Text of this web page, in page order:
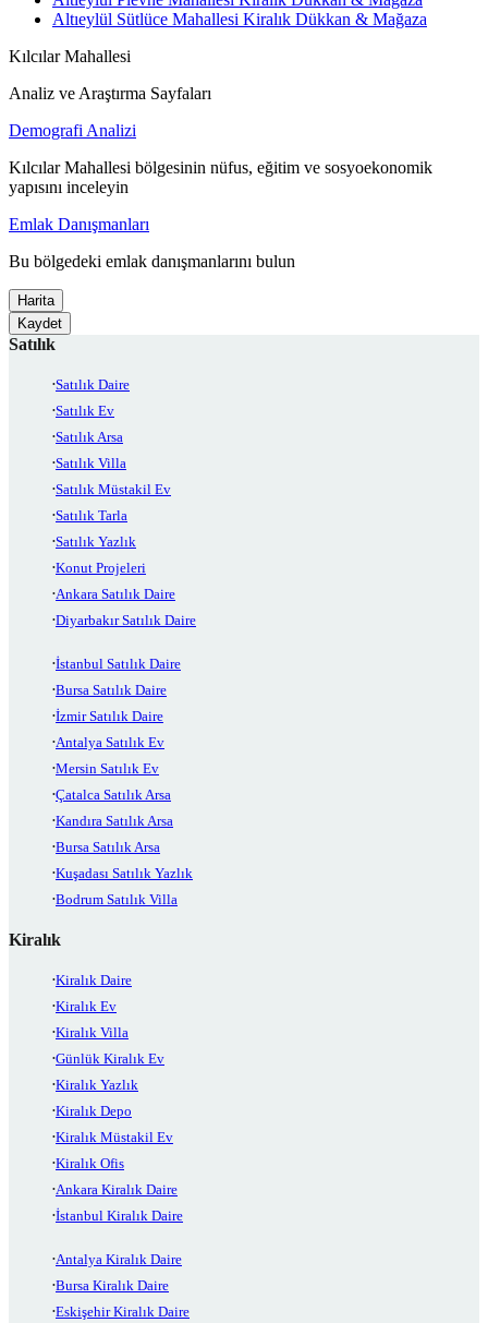
Altıeylül Sütlüce Mahallesi Kiralık Dükkan & Mağaza
Kılcılar Mahallesi
Analiz ve Araştırma Sayfaları
Demografi Analizi
Kılcılar Mahallesi bölgesinin nüfus, eğitim ve sosyoekonomik
yapısını inceleyin
Emlak Danışmanları
Bu bölgedeki emlak danışmanlarını bulun
Harita
Kaydet
Satılık
Satılık Daire
Satılık Ev
Satılık Arsa
Satılık Villa
Satılık Müstakil Ev
Satılık Tarla
Satılık Yazlık
Konut Projeleri
Ankara Satılık Daire
Diyarbakır Satılık Daire
İstanbul Satılık Daire
Bursa Satılık Daire
İzmir Satılık Daire
Antalya Satılık Ev
Mersin Satılık Ev
Çatalca Satılık Arsa
Kandıra Satılık Arsa
Bursa Satılık Arsa
Kuşadası Satılık Yazlık
Bodrum Satılık Villa
Kiralık
Kiralık Daire
Kiralık Ev
Kiralık Villa
Günlük Kiralık Ev
Kiralık Yazlık
Kiralık Depo
Kiralık Müstakil Ev
Kiralık Ofis
Ankara Kiralık Daire
İstanbul Kiralık Daire
Antalya Kiralık Daire
Bursa Kiralık Daire
Eskişehir Kiralık Daire